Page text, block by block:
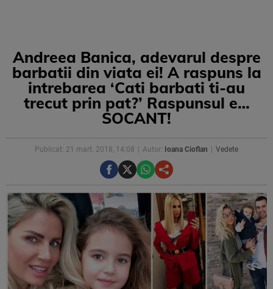
Andreea Banica, adevarul despre
barbatii din viata ei! A raspuns la
intrebarea ‘Cati barbati ti-au
trecut prin pat?’ Raspunsul e…
SOCANT!
Publicat: 21 mart. 2018, 14:08 Autor: Ioana Cioflan Vedete